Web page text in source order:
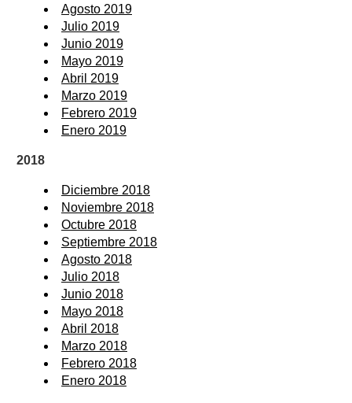
Agosto 2019
Julio 2019
Junio 2019
Mayo 2019
Abril 2019
Marzo 2019
Febrero 2019
Enero 2019
2018
Diciembre 2018
Noviembre 2018
Octubre 2018
Septiembre 2018
Agosto 2018
Julio 2018
Junio 2018
Mayo 2018
Abril 2018
Marzo 2018
Febrero 2018
Enero 2018